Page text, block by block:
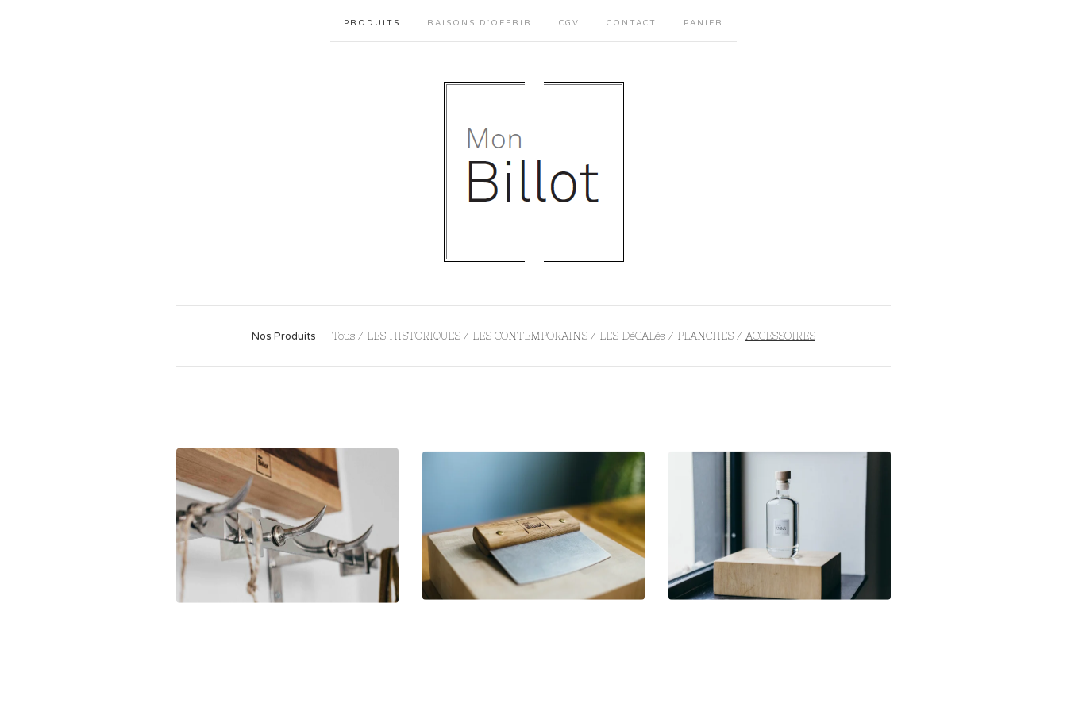
PRODUITS RAISONS D'OFFRIR CGV CONTACT PANIER
Nos Produits Tous LES HISTORIQUES LES CONTEMPORAINS LES DéCALés PLANCHES ACCESSOIRES